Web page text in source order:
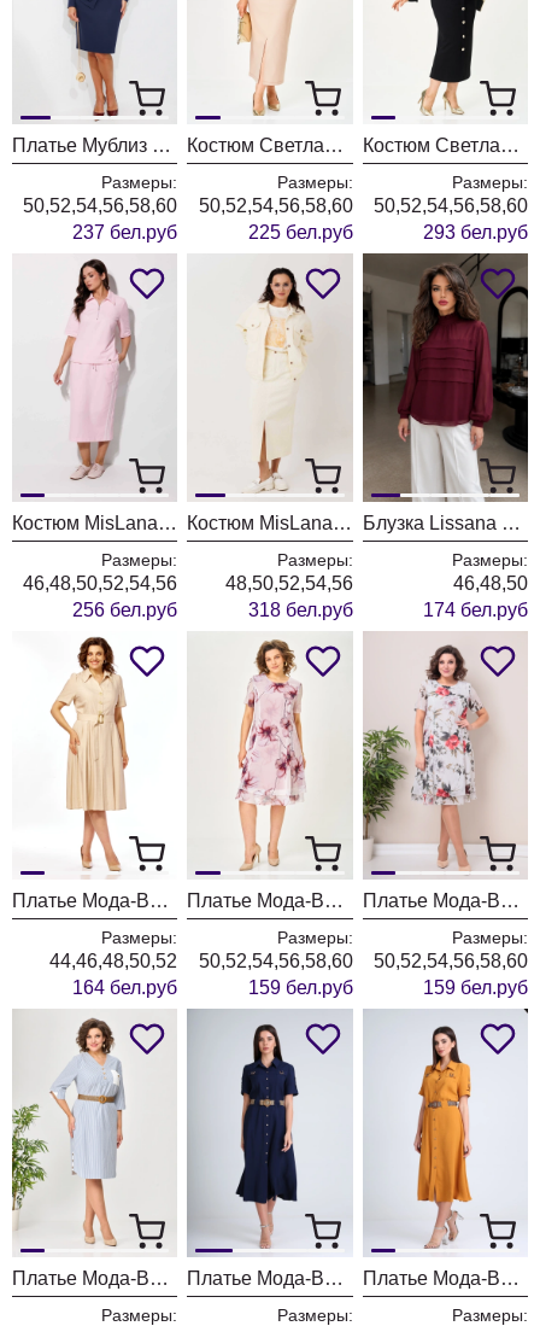
Платье Мублиз 342 синий
Размеры:
50,52,54,56,58,60
237 бел.руб
Костюм Светлана-Стиль 2381 бежевый джинс
Размеры:
50,52,54,56,58,60
225 бел.руб
Костюм Светлана-Стиль 2376 черный
Размеры:
50,52,54,56,58,60
293 бел.руб
Костюм MisLana 1316 розовый
Размеры:
46,48,50,52,54,56
256 бел.руб
Костюм MisLana 1245к молочный + сливочный
Размеры:
48,50,52,54,56
318 бел.руб
Блузка Lissana 5058 бургунди
Размеры:
46,48,50
174 бел.руб
Платье Мода-Версаль 2662 сливочный
Размеры:
44,46,48,50,52
164 бел.руб
Платье Мода-Версаль 2383/пудра
Размеры:
50,52,54,56,58,60
159 бел.руб
Платье Мода-Версаль 2383 молоко
Размеры:
50,52,54,56,58,60
159 бел.руб
Платье Мода-Версаль 2393 синий полоска
Размеры:
Платье Мода-Версаль 2298/темно-синий
Размеры:
Платье Мода-Версаль 2298/горчица
Размеры: